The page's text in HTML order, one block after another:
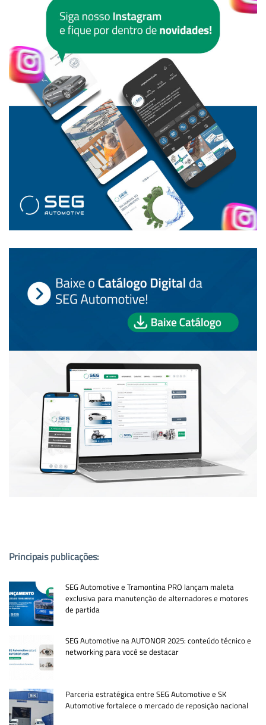
Principais publicações:
SEG Automotive e Tramontina PRO lançam maleta
exclusiva para manutenção de alternadores e motores
de partida
SEG Automotive na AUTONOR 2025: conteúdo técnico e
networking para você se destacar
Parceria estratégica entre SEG Automotive e SK
Automotive fortalece o mercado de reposição nacional